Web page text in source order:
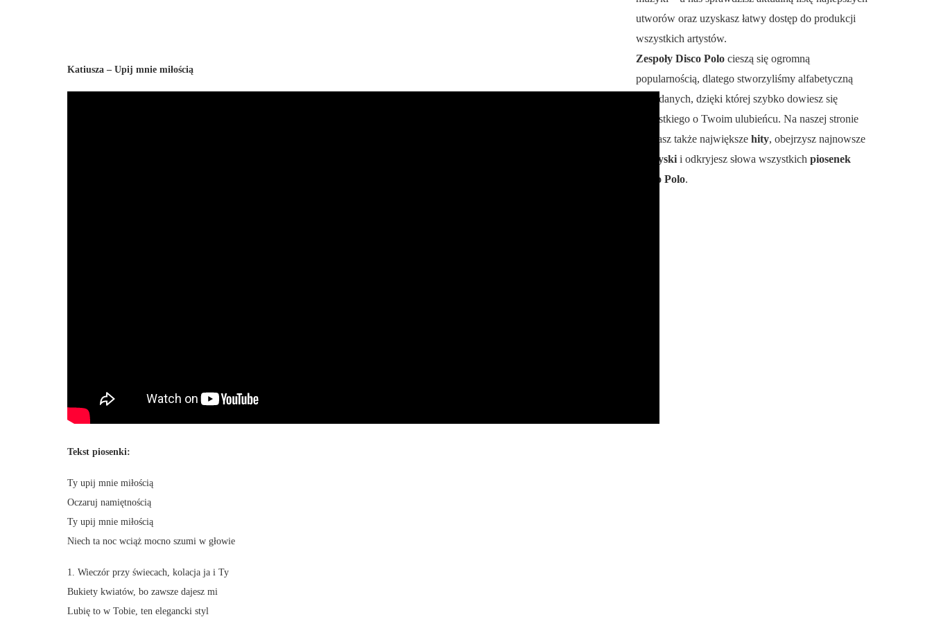
Katiusza – Upij mnie miłością
Tekst piosenki:
Ty upij mnie miłością
Oczaruj namiętnością
Ty upij mnie miłością
Niech ta noc wciąż mocno szumi w głowie
1. Wieczór przy świecach, kolacja ja i Ty
Bukiety kwiatów, bo zawsze dajesz mi
Lubię to w Tobie, ten elegancki styl
utworów oraz uzyskasz łatwy dostęp do produkcji
wszystkich artystów.
Zespoły Disco Polo cieszą się ogromną
popularnością, dlatego stworzyliśmy alfabetyczną
bazę danych, dzięki której szybko dowiesz się
wszystkiego o Twoim ulubieńcu. Na naszej stronie
poznasz także największe hity, obejrzysz najnowsze
teledyski i odkryjesz słowa wszystkich piosenek
Disco Polo.